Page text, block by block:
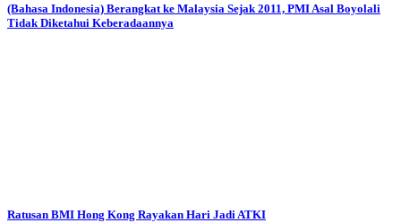
(Bahasa Indonesia) Berangkat ke Malaysia Sejak 2011, PMI Asal Boyolali
Tidak Diketahui Keberadaannya
Ratusan BMI Hong Kong Rayakan Hari Jadi ATKI